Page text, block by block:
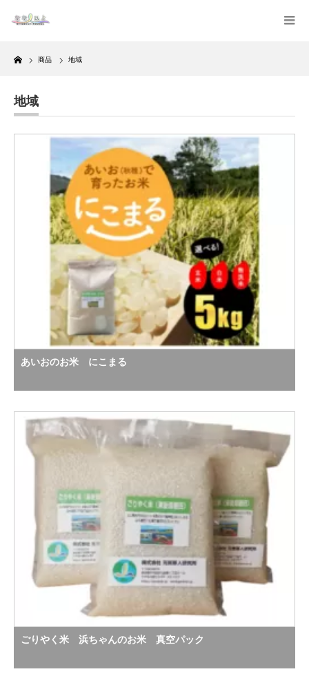
Home
商品 地域
地域
あいおのお米 にこまる
ごりやく米 浜ちゃんのお米 真空パック